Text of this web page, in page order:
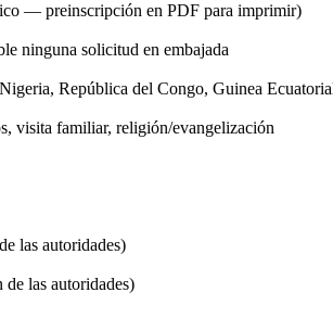
— preinscripción en PDF para imprimir)
ninguna solicitud en embajada
República del Congo, Guinea
visita familiar, religión/evangelización
las autoridades)
de las autoridades)